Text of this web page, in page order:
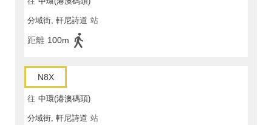
分域街, 軒尼詩道 站
距離 100m
N8X
往 中環(港澳碼頭)
分域街, 軒尼詩道 站